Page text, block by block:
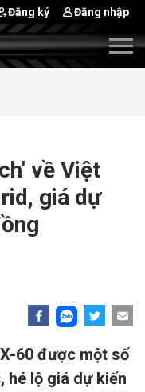
Đăng ký Đăng nhập
về Việt
giá dự
60 được một số
hé lộ giá dự kiến